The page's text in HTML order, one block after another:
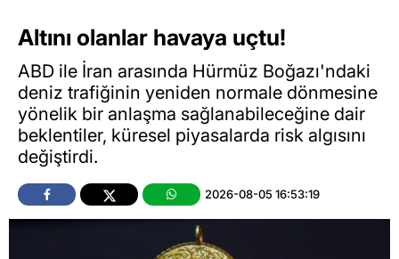
Altını olanlar havaya uçtu!
ABD ile İran arasında Hürmüz Boğazı'ndaki
deniz trafiğinin yeniden normale dönmesine
yönelik bir anlaşma sağlanabileceğine dair
beklentiler, küresel piyasalarda risk algısını
değiştirdi.
2026-08-05 16:53:19